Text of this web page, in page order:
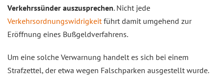
Verkehrssünder auszusprechen. Nicht jede
Verkehrsordnungswidrigkeitführt damit umgehend zur
Eröffnung eines Bußgeldverfahrens.
Um eine solche Verwarnung handelt es sich bei einem
Strafzettel, der etwa wegen Falschparken ausgestellt wurde.